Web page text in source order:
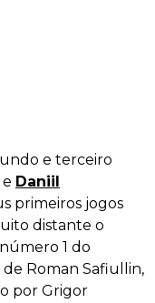
e terceiro
e Daniil
primeiros jogos
distante o
1 do
de Roman Safiullin,
por Grigor